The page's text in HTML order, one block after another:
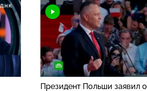
Президент Польши заявил о